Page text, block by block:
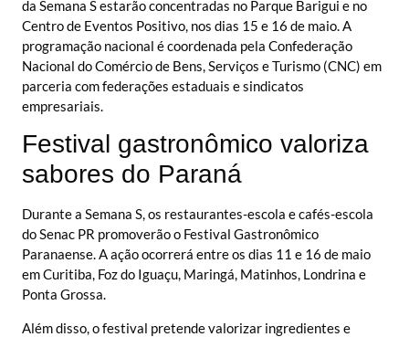
da Semana S estarão concentradas no Parque Barigui e no
Centro de Eventos Positivo, nos dias 15 e 16 de maio. A
programação nacional é coordenada pela Confederação
Nacional do Comércio de Bens, Serviços e Turismo (CNC) em
parceria com federações estaduais e sindicatos
empresariais.
Festival gastronômico valoriza
sabores do Paraná
Durante a Semana S, os restaurantes-escola e cafés-escola
do Senac PR promoverão o Festival Gastronômico
Paranaense. A ação ocorrerá entre os dias 11 e 16 de maio
em Curitiba, Foz do Iguaçu, Maringá, Matinhos, Londrina e
Ponta Grossa.
Além disso, o festival pretende valorizar ingredientes e